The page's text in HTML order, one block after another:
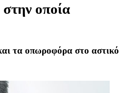
στην οποία
τα οπωροφόρα στο αστικό